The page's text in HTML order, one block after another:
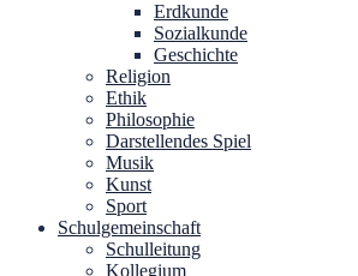
Erdkunde
Sozialkunde
Geschichte
Religion
Ethik
Philosophie
Darstellendes Spiel
Musik
Kunst
Sport
Schulgemeinschaft
Schulleitung
Kollegium